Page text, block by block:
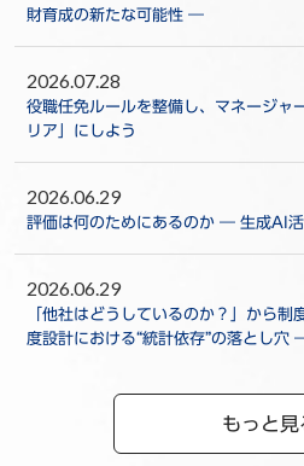
財育成の新たな可能性 ―
2026.07.28
役職任免ルールを整備し、マネージャ
リア」にしよう
2026.06.29
評価は何のためにあるのか ― 生成AI
2026.06.29
「他社はどうしているのか？」から
度設計における“統計依存”の落とし穴
もっと見